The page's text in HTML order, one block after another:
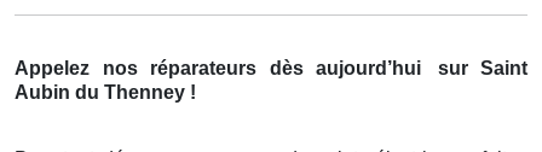
Appelez nos réparateurs dès aujourd’hui
sur Saint
Aubin du Thenney !